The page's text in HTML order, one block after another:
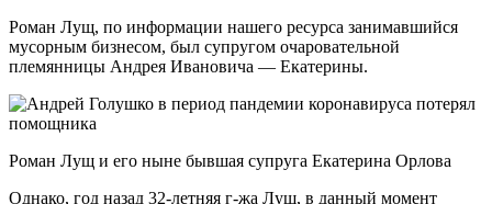
Роман Лущ, по информации нашего ресурса занимавшийся
мусорным бизнесом, был супругом очаровательной
племянницы Андрея Ивановича — Екатерины.
Роман Лущ и его ныне бывшая супруга Екатерина Орлова
Однако, год назад 32-летняя г-жа Лущ, в данный момент